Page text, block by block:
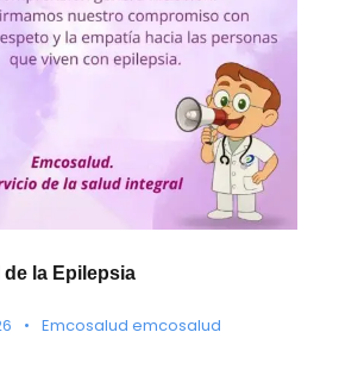
la Epilepsia
• Emcosalud emcosalud